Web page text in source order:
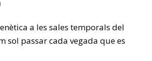
a les sales temporals del
sol passar cada vegada que es